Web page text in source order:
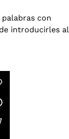
con
introducirles al